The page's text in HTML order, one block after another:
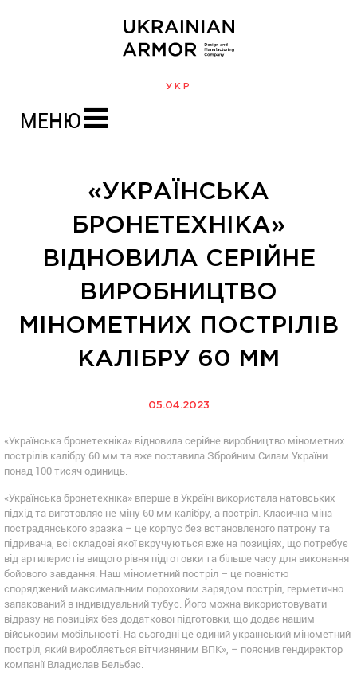
УКР
МЕНЮ
«УКРАЇНСЬКА
БРОНЕТЕХНІКА»
ВІДНОВИЛА СЕРІЙНЕ
ВИРОБНИЦТВО
МІНОМЕТНИХ ПОСТРІЛІВ
КАЛІБРУ 60 ММ
05.04.2023
«Українська бронетехніка» відновила серійне виробництво мінометних
пострілів калібру 60 мм та вже поставила Збройним Силам України
понад 100 тисяч одиниць.
«Українська бронетехніка» вперше в Україні використала натовських
підхід та виготовляє не міну 60 мм калібру, а постріл. Класична міна
пострадянського зразка – це корпус без встановленого патрону та
підривача, всі складові якої вкручуються вже на позиціях, що потребує
від артилеристів вищого рівня підготовки та більше часу для виконання
бойового завдання. Наш мінометний постріл – це повністю
споряджений максимальним пороховим зарядом постріл, герметично
запакований в індивідуальний тубус. Його можна використовувати
відразу на позиціях без додаткової підготовки, що додає нашим
військовим мобільності. На сьогодні це єдиний український мінометний
постріл, який виробляється вітчизняним ВПК», – пояснив гендиректор
компанії Владислав Бельбас.